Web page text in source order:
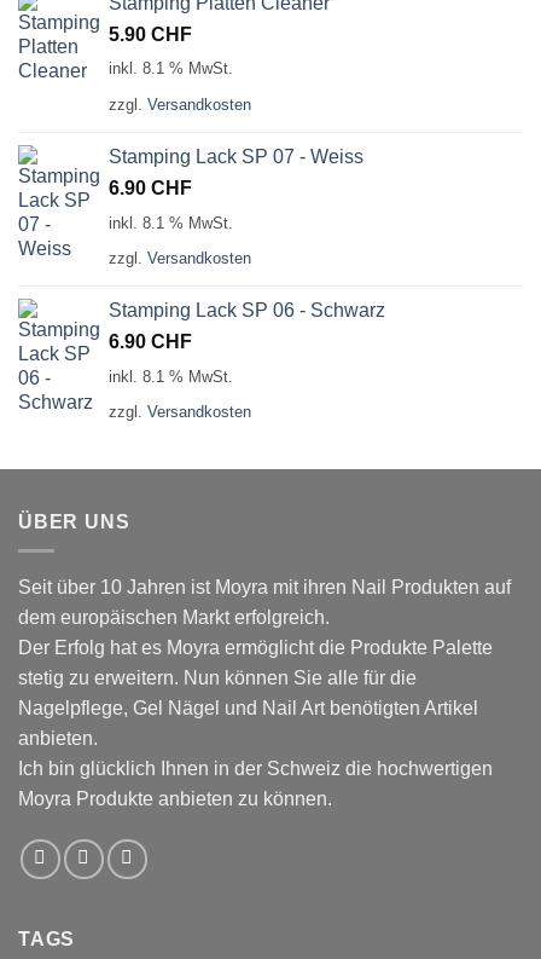
5.90 CHF
inkl. 8.1 % MwSt.
zzgl. Versandkosten
Stamping Lack SP 07 - Weiss
6.90 CHF
inkl. 8.1 % MwSt.
zzgl. Versandkosten
Stamping Lack SP 06 - Schwarz
6.90 CHF
inkl. 8.1 % MwSt.
zzgl. Versandkosten
ÜBER UNS
Seit über 10 Jahren ist Moyra mit ihren Nail Produkten auf
dem europäischen Markt erfolgreich.
Der Erfolg hat es Moyra ermöglicht die Produkte Palette
stetig zu erweitern. Nun können Sie alle für die
Nagelpflege, Gel Nägel und Nail Art benötigten Artikel
anbieten.
Ich bin glücklich Ihnen in der Schweiz die hochwertigen
Moyra Produkte anbieten zu können.
TAGS